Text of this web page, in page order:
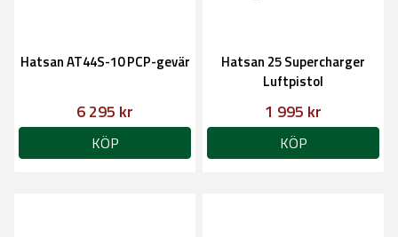
Hatsan AT44S-10 PCP-gevär
6 295 kr
KÖP
Hatsan 25 Supercharger
Luftpistol
1 995 kr
KÖP